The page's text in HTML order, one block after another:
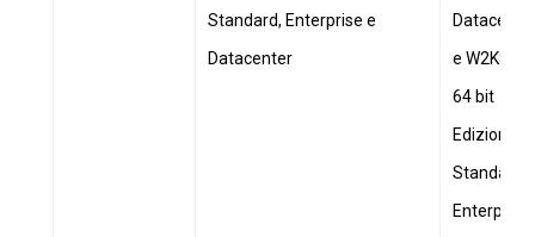
Standard, Enterprise e
Datacenter
e W2K8 R2
64 bit
Edizioni
Standard,
Enterprise